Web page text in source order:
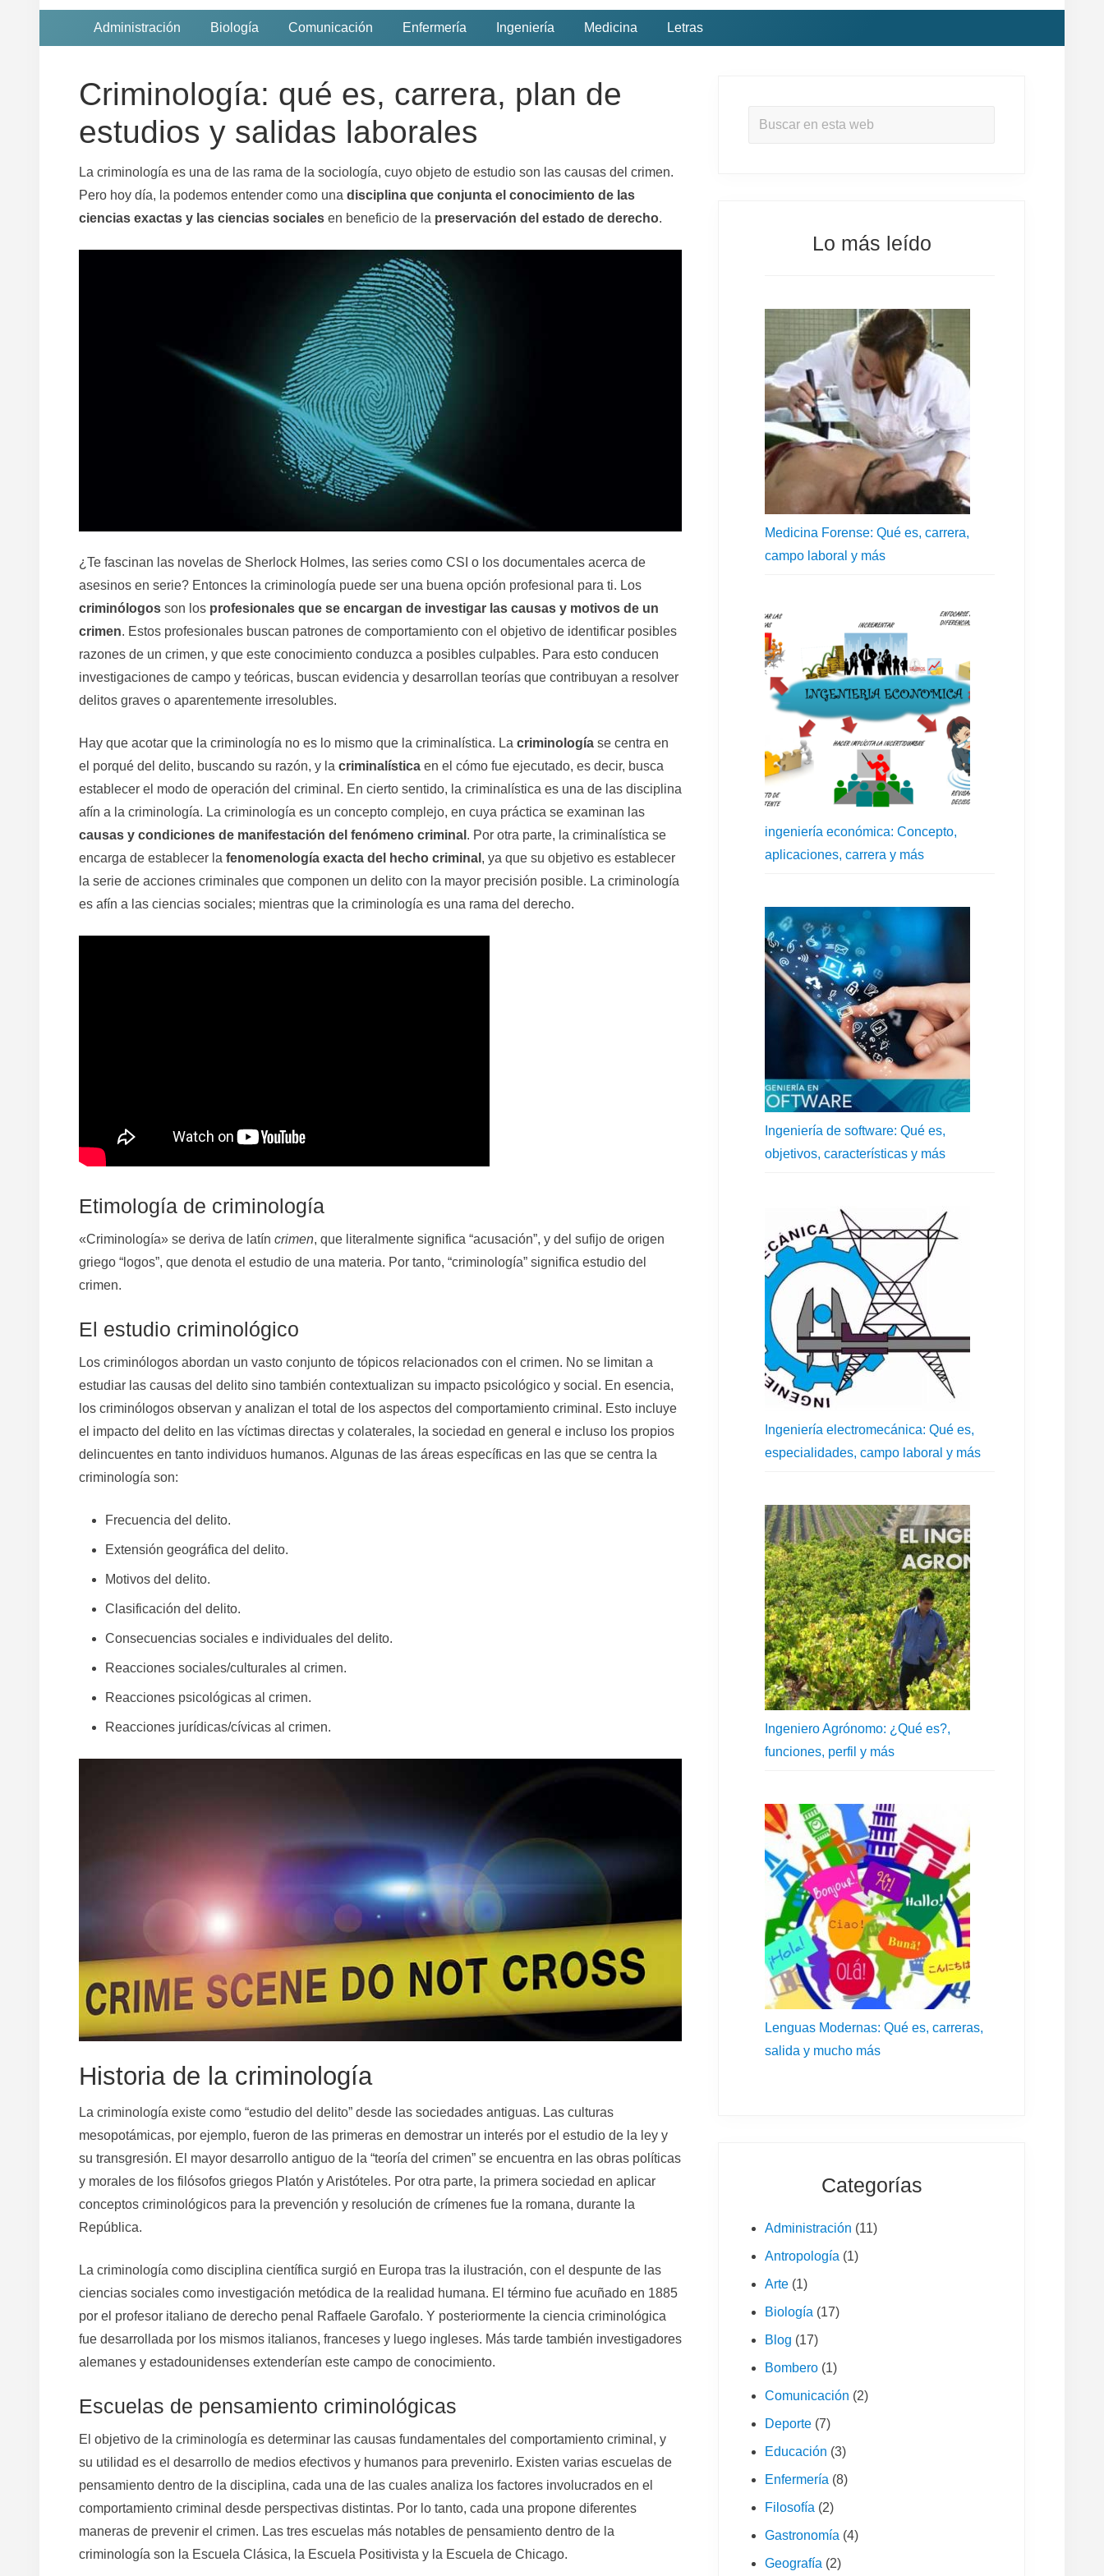
Administración Biología Comunicación Enfermería Ingeniería Medicina Letras
Criminología: qué es, carrera, plan de
estudios y salidas laborales
La criminología es una de las rama de la sociología, cuyo objeto de estudio son las causas del crimen.
Pero hoy día, la podemos entender como una disciplina que conjunta el conocimiento de las
ciencias exactas y las ciencias sociales en beneficio de la preservación del estado de derecho.
¿Te fascinan las novelas de Sherlock Holmes, las series como CSI o los documentales acerca de
asesinos en serie? Entonces la criminología puede ser una buena opción profesional para ti. Los
criminólogos son los profesionales que se encargan de investigar las causas y motivos de un
crimen. Estos profesionales buscan patrones de comportamiento con el objetivo de identificar posibles
razones de un crimen, y que este conocimiento conduzca a posibles culpables. Para esto conducen
investigaciones de campo y teóricas, buscan evidencia y desarrollan teorías que contribuyan a resolver
delitos graves o aparentemente irresolubles.
Hay que acotar que la criminología no es lo mismo que la criminalística. La criminología se centra en
el porqué del delito, buscando su razón, y la criminalística en el cómo fue ejecutado, es decir, busca
establecer el modo de operación del criminal. En cierto sentido, la criminalística es una de las disciplina
afín a la criminología. La criminología es un concepto complejo, en cuya práctica se examinan las
causas y condiciones de manifestación del fenómeno criminal . Por otra parte, la criminalística se
encarga de establecer la fenomenología exacta del hecho criminal , ya que su objetivo es establecer
la serie de acciones criminales que componen un delito con la mayor precisión posible. La criminología
es afín a las ciencias sociales; mientras que la criminología es una rama del derecho.
Etimología de criminología
«Criminología» se deriva de latín crimen, que literalmente significa “acusación”, y del sufijo de origen
griego “logos”, que denota el estudio de una materia. Por tanto, “criminología” significa estudio del
crimen.
El estudio criminológico
Los criminólogos abordan un vasto conjunto de tópicos relacionados con el crimen. No se limitan a
estudiar las causas del delito sino también contextualizan su impacto psicológico y social. En esencia,
los criminólogos observan y analizan el total de los aspectos del comportamiento criminal. Esto incluye
el impacto del delito en las víctimas directas y colaterales, la sociedad en general e incluso los propios
delincuentes en tanto individuos humanos. Algunas de las áreas específicas en las que se centra la
criminología son:
Frecuencia del delito.
Extensión geográfica del delito.
Motivos del delito.
Clasificación del delito.
Consecuencias sociales e individuales del delito.
Reacciones sociales/culturales al crimen.
Reacciones psicológicas al crimen.
Reacciones jurídicas/cívicas al crimen.
Historia de la criminología
La criminología existe como “estudio del delito” desde las sociedades antiguas. Las culturas
mesopotámicas, por ejemplo, fueron de las primeras en demostrar un interés por el estudio de la ley y
su transgresión. El mayor desarrollo antiguo de la “teoría del crimen” se encuentra en las obras políticas
y morales de los filósofos griegos Platón y Aristóteles. Por otra parte, la primera sociedad en aplicar
conceptos criminológicos para la prevención y resolución de crímenes fue la romana, durante la
República.
La criminología como disciplina científica surgió en Europa tras la ilustración, con el despunte de las
ciencias sociales como investigación metódica de la realidad humana. El término fue acuñado en 1885
por el profesor italiano de derecho penal Raffaele Garofalo. Y posteriormente la ciencia criminológica
fue desarrollada por los mismos italianos, franceses y luego ingleses. Más tarde también investigadores
alemanes y estadounidenses extenderían este campo de conocimiento.
Escuelas de pensamiento criminológicas
El objetivo de la criminología es determinar las causas fundamentales del comportamiento criminal, y
su utilidad es el desarrollo de medios efectivos y humanos para prevenirlo. Existen varias escuelas de
pensamiento dentro de la disciplina, cada una de las cuales analiza los factores involucrados en el
comportamiento criminal desde perspectivas distintas. Por lo tanto, cada una propone diferentes
maneras de prevenir el crimen. Las tres escuelas más notables de pensamiento dentro de la
criminología son la Escuela Clásica, la Escuela Positivista y la Escuela de Chicago.
Buscar
Lo más leído
Medicina Forense: Qué es, carrera,
campo laboral y más
ingeniería económica: Concepto,
aplicaciones, carrera y más
Ingeniería de software: Qué es,
objetivos, características y más
Ingeniería electromecánica: Qué es,
especialidades, campo laboral y más
Ingeniero Agrónomo: ¿Qué es?,
funciones, perfil y más
Lenguas Modernas: Qué es, carreras,
salida y mucho más
Categorías
Administración (11)
Antropología (1)
Arte (1)
Biología (17)
Blog (17)
Bombero (1)
Comunicación (2)
Deporte (7)
Educación (3)
Enfermería (8)
Filosofía (2)
Gastronomía (4)
Geografía (2)